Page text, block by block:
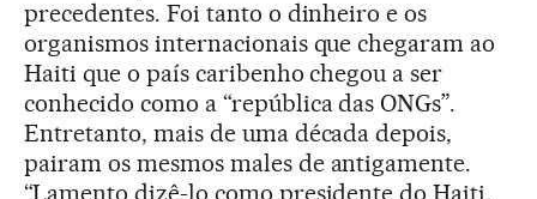
precedentes. Foi tanto o dinheiro e os
organismos internacionais que chegaram ao
Haiti que o país caribenho chegou a ser
conhecido como a “república das ONGs”.
Entretanto, mais de uma década depois,
pairam os mesmos males de antigamente.
“Lamento dizê-lo como presidente do Haiti,